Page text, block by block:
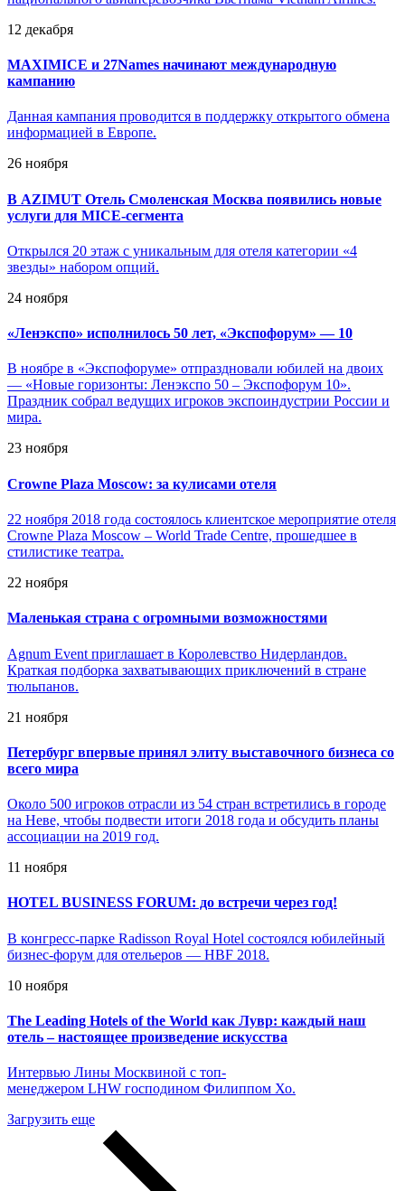
12 декабря
MAXIMICE и 27Names начинают международную
кампанию
Данная кампания проводится в поддержку открытого обмена
информацией в Европе.
26 ноября
В AZIMUT Отель Смоленская Москва появились новые
услуги для MICE-сегмента
Открылся 20 этаж с уникальным для отеля категории «4
звезды» набором опций.
24 ноября
«Ленэкспо» исполнилось 50 лет, «Экспофорум» — 10
В ноябре в «Экспофоруме» отпраздновали юбилей на двоих
— «Новые горизонты: Ленэкспо 50 – Экспофорум 10».
Праздник собрал ведущих игроков экспоиндустрии России и
мира.
23 ноября
Crowne Plaza Moscow: за кулисами отеля
22 ноября 2018 года состоялось клиентское мероприятие отеля
Crowne Plaza Moscow – World Trade Centre, прошедшее в
стилистике театра.
22 ноября
Маленькая страна с огромными возможностями
Agnum Event приглашает в Королевство Нидерландов.
Краткая подборка захватывающих приключений в стране
тюльпанов.
21 ноября
Петербург впервые принял элиту выставочного бизнеса со
всего мира
Около 500 игроков отрасли из 54 стран встретились в городе
на Неве, чтобы подвести итоги 2018 года и обсудить планы
ассоциации на 2019 год.
11 ноября
HOTEL BUSINESS FORUM: до встречи через год!
В конгресс-парке Radisson Royal Hotel состоялся юбилейный
бизнес-форум для отельеров — HBF 2018.
10 ноября
The Leading Hotels of the World как Лувр: каждый наш
отель – настоящее произведение искусства
Интервью Лины Москвиной с топ-
менеджером LHW господином Филиппом Хо.
Загрузить еще